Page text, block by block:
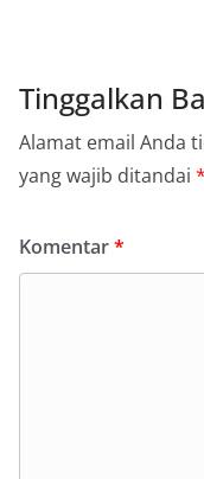
Tinggalkan
Alamat email Anda
yang wajib ditandai *
Komentar*